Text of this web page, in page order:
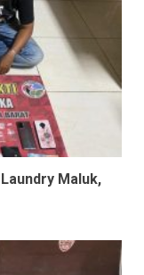
Maluk,